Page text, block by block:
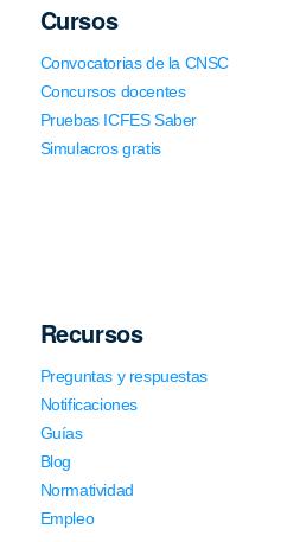
Cursos
Convocatorias de la CNSC
Concursos docentes
Pruebas ICFES Saber
Simulacros gratis
Recursos
Preguntas y respuestas
Notificaciones
Guías
Blog
Normatividad
Empleo